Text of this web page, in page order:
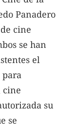
Panadero
cine
se han
el
para
cine
su
se